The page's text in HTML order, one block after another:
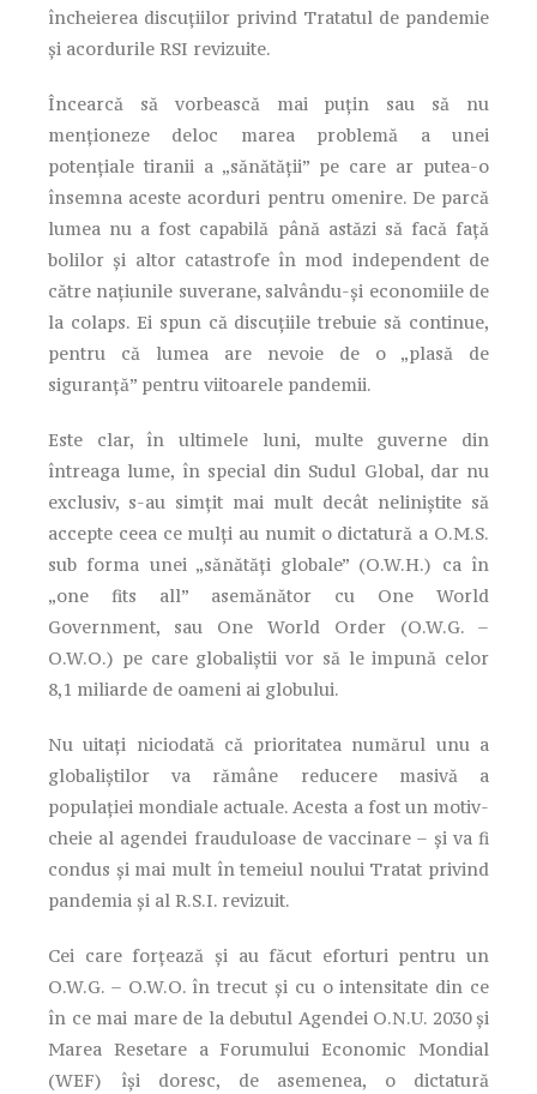
încheierea discuțiilor privind Tratatul de pandemie
și acordurile RSI revizuite.
Încearcă să vorbească mai puțin sau să nu
menționeze deloc marea problemă a unei
potențiale tiranii a „sănătății” pe care ar putea-o
însemna aceste acorduri pentru omenire. De parcă
lumea nu a fost capabilă până astăzi să facă față
bolilor și altor catastrofe în mod independent de
către națiunile suverane, salvându-și economiile de
la colaps. Ei spun că discuțiile trebuie să continue,
pentru că lumea are nevoie de o „plasă de
siguranță” pentru viitoarele pandemii.
Este clar, în ultimele luni, multe guverne din
întreaga lume, în special din Sudul Global, dar nu
exclusiv, s-au simțit mai mult decât neliniștite să
accepte ceea ce mulți au numit o dictatură a O.M.S.
sub forma unei „sănătăți globale” (O.W.H.) ca în
„one fits all” asemănător cu One World
Government, sau One World Order (O.W.G. –
O.W.O.) pe care globaliştii vor să le impună celor
8,1 miliarde de oameni ai globului.
Nu uitați niciodată că prioritatea numărul unu a
globaliștilor va rămâne reducere masivă a
populației mondiale actuale. Acesta a fost un motiv-
cheie al agendei frauduloase de vaccinare – și va fi
condus și mai mult în temeiul noului Tratat privind
pandemia și al R.S.I. revizuit.
Cei care forțează și au făcut eforturi pentru un
O.W.G. – O.W.O. în trecut și cu o intensitate din ce
în ce mai mare de la debutul Agendei O.N.U. 2030 și
Marea Resetare a Forumului Economic Mondial
(WEF) își doresc, de asemenea, o dictatură